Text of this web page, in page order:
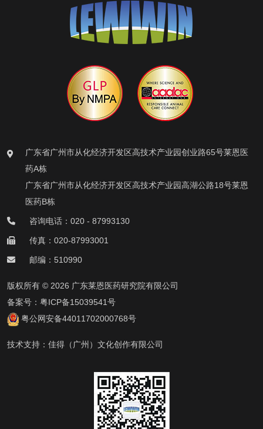
广东省广州市从化经济开发区高技术产业园创业路65号莱恩医
药A栋
广东省广州市从化经济开发区高技术产业园高湖公路18号莱恩
医药B栋
咨询电话：020 - 87993130
传真：020-87993001
邮编：510990
版权所有 © 2026 广东莱恩医药研究院有限公司
备案号： 粤ICP备15039541号
粤公网安备44011702000768号
技术支持： 佳得（广州）文化创作有限公司